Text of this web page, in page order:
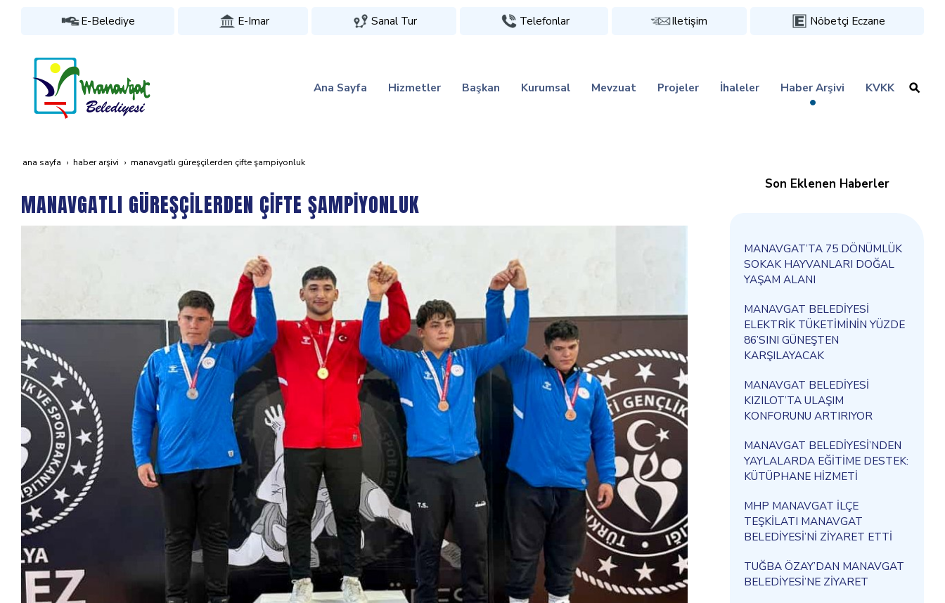
E-Belediye E-Imar Sanal Tur Telefonlar Iletişim Nöbetçi Eczane
Ana Sayfa Hizmetler Başkan Kurumsal Mevzuat Projeler İhaleler Haber Arşivi KVKK
ana sayfa haber arşivi manavgatli güreşçi̇lerden çi̇fte şampi̇yonluk
MANAVGATLI GÜREŞÇİLERDEN ÇİFTE ŞAMPİYONLUK
Son Eklenen Haberler
MANAVGAT’TA 75 DÖNÜMLÜK
SOKAK HAYVANLARI DOĞAL
YAŞAM ALANI
MANAVGAT BELEDİYESİ
ELEKTRİK TÜKETİMİNİN YÜZDE
86’SINI GÜNEŞTEN
KARŞILAYACAK
MANAVGAT BELEDİYESİ
KIZILOT’TA ULAŞIM
KONFORUNU ARTIRIYOR
MANAVGAT BELEDİYESİ’NDEN
YAYLALARDA EĞİTİME DESTEK:
KÜTÜPHANE HİZMETİ
MHP MANAVGAT İLÇE
TEŞKİLATI MANAVGAT
BELEDİYESİ’Nİ ZİYARET ETTİ
TUĞBA ÖZAY’DAN MANAVGAT
BELEDİYESİ’NE ZİYARET